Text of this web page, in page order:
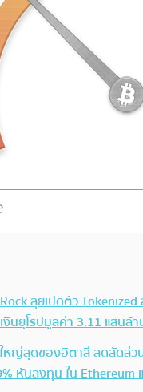
ลุยเปิดตัว
งินยุโรปมูลค่า 3.11 แสนล้
หญ่สุดของอิตาลี ลดสัดส่ว
หันลงทุน ใน Ethereum